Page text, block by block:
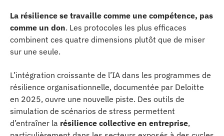
La résilience se travaille comme une compétence, pas
comme un don. Les protocoles les plus efficaces
combinent ces quatre dimensions plutôt que de miser
sur une seule.
L’intégration croissante de l’IA dans les programmes de
résilience organisationnelle, documentée par Deloitte
en 2025, ouvre une nouvelle piste. Des outils de
simulation de scénarios de stress permettent
d’entraîner la résilience collective en entreprise,